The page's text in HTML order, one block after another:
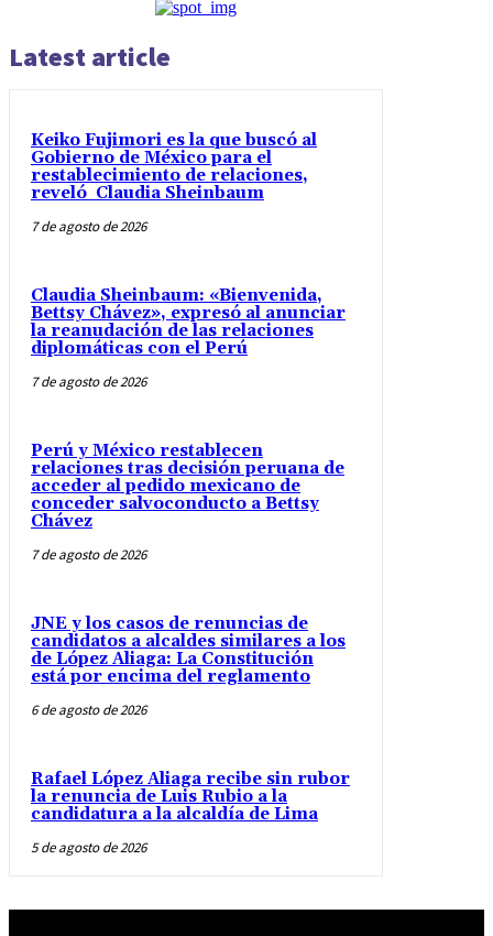
Latest article
Keiko Fujimori es la que buscó al
Gobierno de México para el
restablecimiento de relaciones,
reveló Claudia Sheinbaum
7 de agosto de 2026
Claudia Sheinbaum: «Bienvenida,
Bettsy Chávez», expresó al anunciar
la reanudación de las relaciones
diplomáticas con el Perú
7 de agosto de 2026
Perú y México restablecen
relaciones tras decisión peruana de
acceder al pedido mexicano de
conceder salvoconducto a Bettsy
Chávez
7 de agosto de 2026
JNE y los casos de renuncias de
candidatos a alcaldes similares a los
de López Aliaga: La Constitución
está por encima del reglamento
6 de agosto de 2026
Rafael López Aliaga recibe sin rubor
la renuncia de Luis Rubio a la
candidatura a la alcaldía de Lima
5 de agosto de 2026